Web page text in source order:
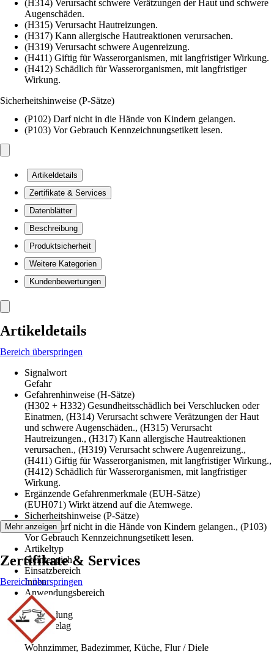
(H314) Verursacht schwere Verätzungen der Haut und schwere
Augenschäden.
(H315) Verursacht Hautreizungen.
(H317) Kann allergische Hautreaktionen verursachen.
(H319) Verursacht schwere Augenreizung.
(H411) Giftig für Wasserorganismen, mit langfristiger Wirkung.
(H412) Schädlich für Wasserorganismen, mit langfristiger
Wirkung.
Sicherheitshinweise (P-Sätze)
(P102) Darf nicht in die Hände von Kindern gelangen.
(P103) Vor Gebrauch Kennzeichnungsetikett lesen.
Artikeldetails
Zertifikate & Services
Datenblätter
Beschreibung
Produktsicherheit
Weitere Kategorien
Kundenbewertungen
Artikeldetails
Bereich überspringen
Signalwort
Gefahr
Gefahrenhinweise (H-Sätze)
(H302 + H332) Gesundheitsschädlich bei Verschlucken oder
Einatmen, (H314) Verursacht schwere Verätzungen der Haut
und schwere Augenschäden., (H315) Verursacht
Hautreizungen., (H317) Kann allergische Hautreaktionen
verursachen., (H319) Verursacht schwere Augenreizung.,
(H411) Giftig für Wasserorganismen, mit langfristiger Wirkung.,
(H412) Schädlich für Wasserorganismen, mit langfristiger
Wirkung.
Ergänzende Gefahrenmerkmale (EUH-Sätze)
(EUH071) Wirkt ätzend auf die Atemwege.
Sicherheitshinweise (P-Sätze)
(P102) Darf nicht in die Hände von Kindern gelangen., (P103)
Vor Gebrauch Kennzeichnungsetikett lesen.
Artikeltyp
Steinteppich
Einsatzbereich
Innen
Anwendungsbereich
Boden
Anwendung
Bodenbelag
Räume
Wohnzimmer, Badezimmer, Küche, Flur / Diele
Mehr anzeigen
Zertifikate & Services
Bereich überspringen